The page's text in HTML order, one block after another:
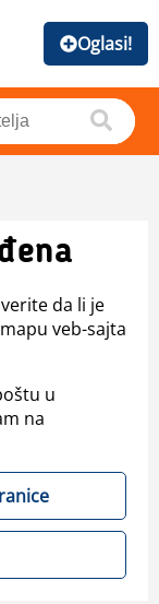
Oglasi!
da li je
veb-sajta
u
na